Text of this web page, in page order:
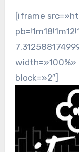
[iframe
block=»2″]